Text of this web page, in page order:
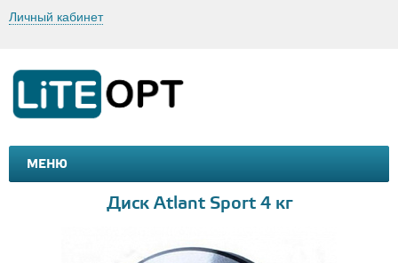
Личный кабинет
МЕНЮ
МАШИНКИ И МОТОЦИКЛЫ
Диск Atlant Sport 4 кг